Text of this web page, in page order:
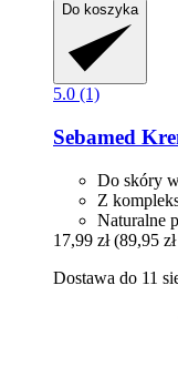
Do koszyka
5.0 (1)
Sebamed
Do skóry
Z
Naturalne
17,99 zł (89,95
Dostawa do 11